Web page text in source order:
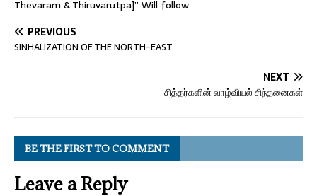
Thevaram & Thiruvarutpa]” Will follow
PREVIOUS
SINHALIZATION OF THE NORTH-EAST
NEXT
சித்தர்களின் வாழ்வியல் சிந்தனைகள்
BE THE FIRST TO COMMENT
Leave a Reply